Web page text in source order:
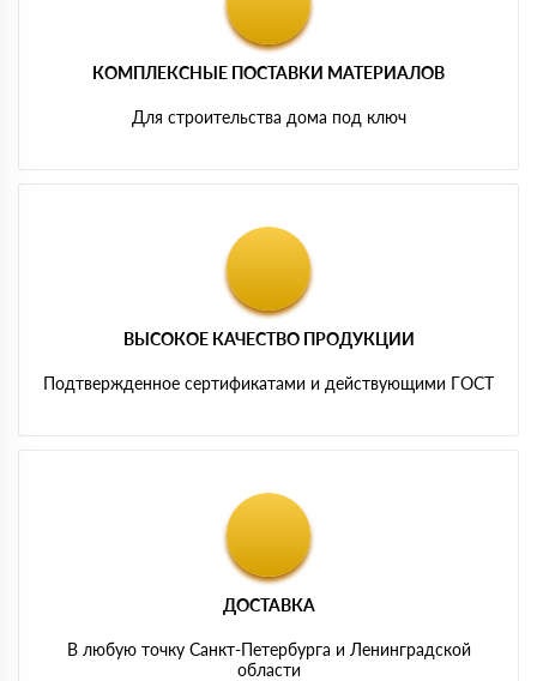
КОМПЛЕКСНЫЕ ПОСТАВКИ МАТЕРИАЛОВ
Для строительства дома под ключ
ВЫСОКОЕ КАЧЕСТВО ПРОДУКЦИИ
Подтвержденное сертификатами и действующими ГОСТ
ДОСТАВКА
В любую точку Санкт-Петербурга и Ленинградской
области